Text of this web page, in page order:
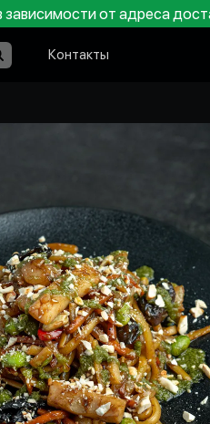
от адреса
Контакты